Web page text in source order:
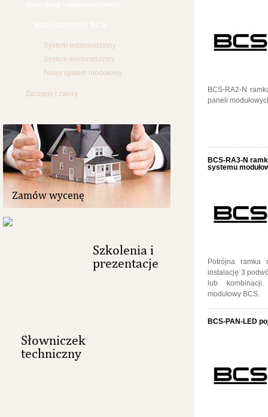
System jednorodzinny
System wielorodzinny
Nowy system modułowy
Zaczepy i zwory
Zamów wycenę
Szkolenia i
prezentacje
Słowniczek
techniczny
BCS-RA2-N
paneli
BCS-RA3-N
systemu
Potrójna ramka
instalację 3
lub
modułowy BCS.
BCS-PAN-LED